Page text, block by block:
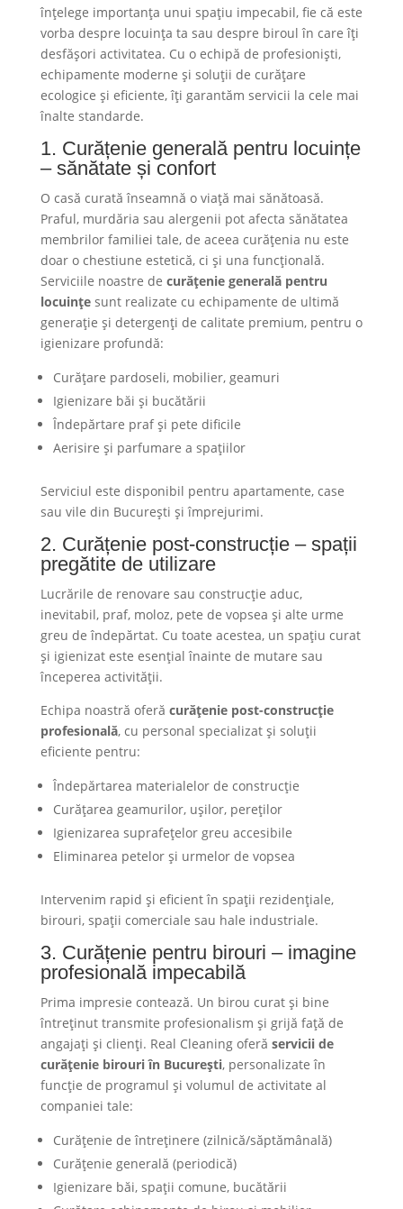
înțelege importanța unui spațiu impecabil, fie că este
vorba despre locuința ta sau despre biroul în care îți
desfășori activitatea. Cu o echipă de profesioniști,
echipamente moderne și soluții de curățare
ecologice și eficiente, îți garantăm servicii la cele mai
înalte standarde.
1. Curățenie generală pentru locuințe
– sănătate și confort
O casă curată înseamnă o viață mai sănătoasă.
Praful, murdăria sau alergenii pot afecta sănătatea
membrilor familiei tale, de aceea curățenia nu este
doar o chestiune estetică, ci și una funcțională.
Serviciile noastre de curățenie generală pentru
locuințesunt realizate cu echipamente de ultimă
generație și detergenți de calitate premium, pentru o
igienizare profundă:
Curățare pardoseli, mobilier, geamuri
Igienizare băi și bucătării
Îndepărtare praf și pete dificile
Aerisire și parfumare a spațiilor
Serviciul este disponibil pentru apartamente, case
sau vile din București și împrejurimi.
2. Curățenie post-construcție – spații
pregătite de utilizare
Lucrările de renovare sau construcție aduc,
inevitabil, praf, moloz, pete de vopsea și alte urme
greu de îndepărtat. Cu toate acestea, un spațiu curat
și igienizat este esențial înainte de mutare sau
începerea activității.
Echipa noastră oferă curățenie post-construcție
profesională, cu personal specializat și soluții
eficiente pentru:
Îndepărtarea materialelor de construcție
Curățarea geamurilor, ușilor, pereților
Igienizarea suprafețelor greu accesibile
Eliminarea petelor și urmelor de vopsea
Intervenim rapid și eficient în spații rezidențiale,
birouri, spații comerciale sau hale industriale.
3. Curățenie pentru birouri – imagine
profesională impecabilă
Prima impresie contează. Un birou curat și bine
întreținut transmite profesionalism și grijă față de
angajați și clienți. Real Cleaning oferă servicii de
curățenie birouri în București, personalizate în
funcție de programul și volumul de activitate al
companiei tale:
Curățenie de întreținere (zilnică/săptămânală)
Curățenie generală (periodică)
Igienizare băi, spații comune, bucătării